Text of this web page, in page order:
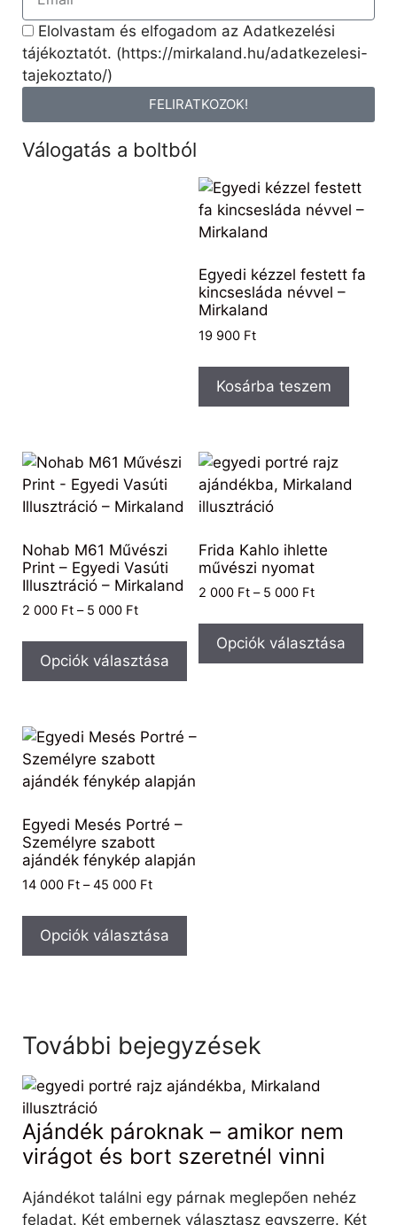
Elolvastam és elfogadom az Adatkezelési
tájékoztatót. (https://mirkaland.hu/adatkezelesi-
tajekoztato/)
FELIRATKOZOK!
Válogatás a boltból
Egyedi kézzel festett fa
kincsesláda névvel –
Mirkaland
19 900 Ft
Kosárba teszem
Nohab M61 Művészi
Print – Egyedi Vasúti
Illusztráció – Mirkaland
2 000 Ft – 5 000 Ft
Opciók választása
Frida Kahlo ihlette
művészi nyomat
2 000 Ft – 5 000 Ft
Opciók választása
Egyedi Mesés Portré –
Személyre szabott
ajándék fénykép alapján
14 000 Ft – 45 000 Ft
Opciók választása
További bejegyzések
Ajándék pároknak – amikor nem
virágot és bort szeretnél vinni
Ajándékot találni egy párnak meglepően nehéz
feladat. Két embernek választasz egyszerre. Két